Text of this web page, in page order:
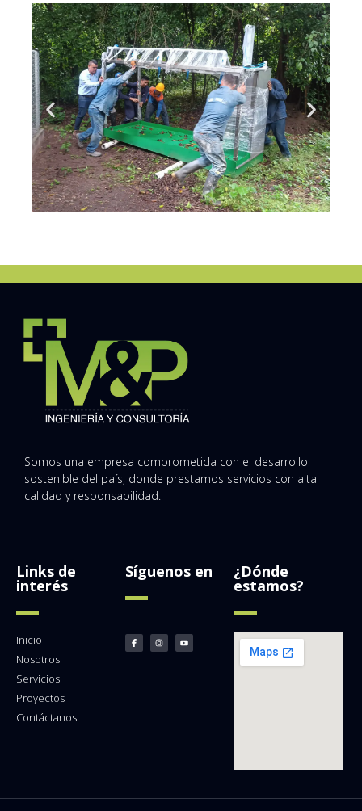
Somos una empresa comprometida con el desarrollo
sostenible del país, donde prestamos servicios con alta
calidad y responsabilidad.
Links de
interés
Inicio
Nosotros
Servicios
Proyectos
Contáctanos
Síguenos en ¿Dónde
estamos?